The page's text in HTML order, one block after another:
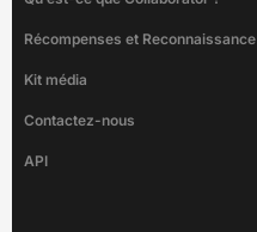
Récompenses et Reconnaissance
Kit média
Contactez-nous
API